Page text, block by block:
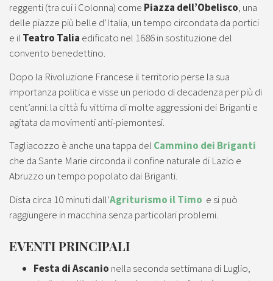
reggenti (tra cui i Colonna) come Piazza dell’Obelisco, una
delle piazze più belle d’Italia, un tempo circondata da portici
e il Teatro Talia edificato nel 1686 in sostituzione del
convento benedettino.
Dopo la Rivoluzione Francese il territorio perse la sua
importanza politica e visse un periodo di decadenza per più di
cent’anni: la città fu vittima di molte aggressioni dei Briganti e
agitata da movimenti anti-piemontesi.
Tagliacozzo è anche una tappa del Cammino dei Briganti
che da Sante Marie circonda il confine naturale di Lazio e
Abruzzo un tempo popolato dai Briganti.
Dista circa 10 minuti dall’Agriturismo il Timo e si può
raggiungere in macchina senza particolari problemi.
EVENTI PRINCIPALI
Festa di Ascanio nella seconda settimana di Luglio,